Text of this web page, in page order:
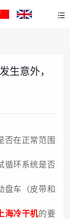
生意外，
否在正常范围
循环系统是否
盘车（皮带和
上海冷干机的要